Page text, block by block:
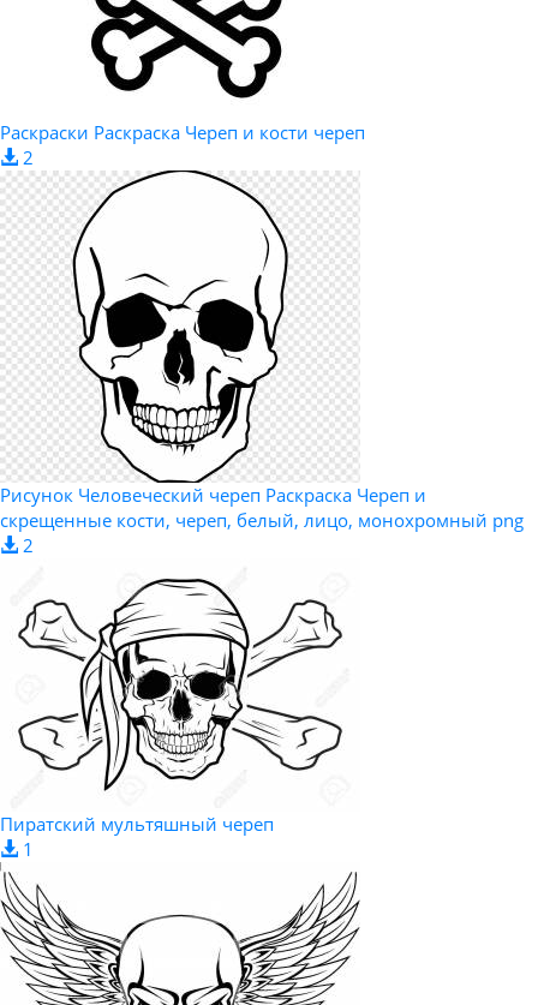
Раскраски Раскраска Череп и кости череп
2
Рисунок Человеческий череп Раскраска Череп и
скрещенные кости, череп, белый, лицо, монохромный png
2
Пиратский мультяшный череп
1